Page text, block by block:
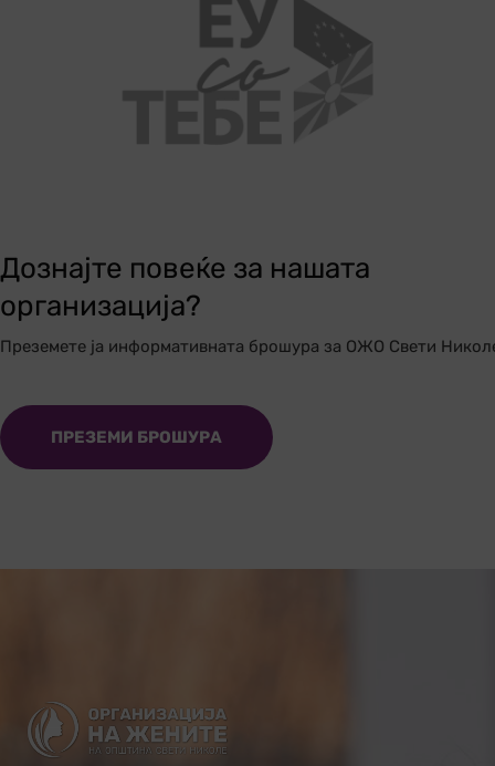
Дознајте повеќе за нашата
организација?
Преземете ја информативната брошура за ОЖО Свети
ПРЕЗЕМИ БРОШУРА